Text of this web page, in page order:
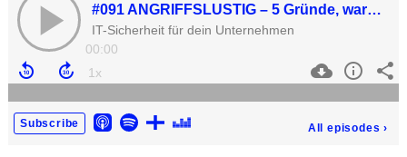
#091 ANGRIFFSLUSTIG – 5 Gründe, warum Ransomware-Angriffe immer noch so erfolgreich sind…
IT-Sicherheit für dein Unternehmen
00:00
Subscribe All episodes ›